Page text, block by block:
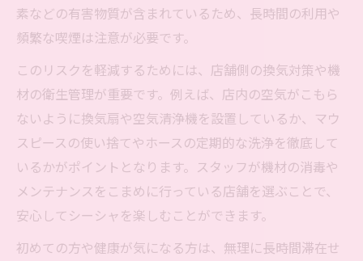
素などの有害物質が含まれているため、長時間の利用や
頻繁な喫煙は注意が必要です。
このリスクを軽減するためには、店舗側の換気対策や機
材の衛生管理が重要です。例えば、店内の空気がこもら
ないように換気扇や空気清浄機を設置しているか、マウ
スピースの使い捨てやホースの定期的な洗浄を徹底して
いるかがポイントとなります。スタッフが機材の消毒や
メンテナンスをこまめに行っている店舗を選ぶことで、
安心してシーシャを楽しむことができます。
初めての方や健康が気になる方は、無理に長時間滞在せ